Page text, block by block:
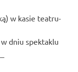
w kasie teatru-
dniu spektaklu